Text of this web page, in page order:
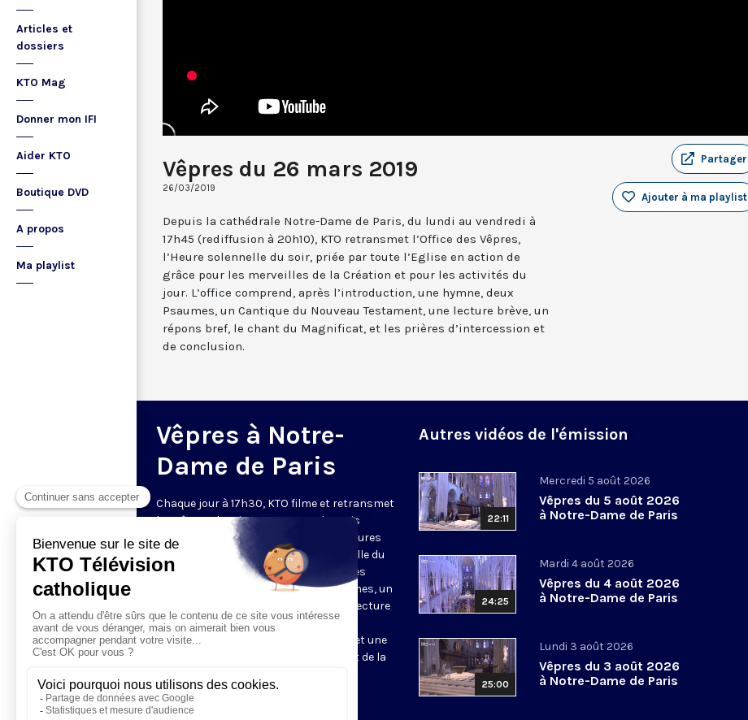
Articles et
dossiers
KTO Mag
Donner mon IFI
Aider KTO
Boutique DVD
A propos
Ma playlist
Vêpres du 26 mars 2019
26/03/2019
Partager
Ajouter à ma playlist
Depuis la cathédrale Notre-Dame de Paris, du lundi au vendredi à
17h45 (rediffusion à 20h10), KTO retransmet l’Office des Vêpres,
l’Heure solennelle du soir, priée par toute l’Eglise en action de
grâce pour les merveilles de la Création et pour les activités du
jour. L’office comprend, après l’introduction, une hymne, deux
Psaumes, un Cantique du Nouveau Testament, une lecture brève, un
répons bref, le chant du Magnificat, et les prières d’intercession et
de conclusion.
Vêpres à Notre-
Dame de Paris
Chaque jour à 17h30, KTO filme et retransmet
les Vêpres depuis Notre-Dame de Paris
rouverte. Les Vêpres font partie des Heures
de l’Office divin, c’est la prière solennelle du
soir. L’office de Vêpres comprend, après
l’introduction, une hymne, deux Psaumes, un
Cantique du Nouveau Testament, une lecture
brève, le chant d’actions de grâces du
Magnificat, les prières d’intercession et une
brève oraison. Les textes des Vêpres et de la
qu’indiquent le sitewww.aelf.org
Autres vidéos de l'émission
22:11
Mercredi 5 août 2026
Vêpres du 5 août 2026
à Notre-Dame de Paris
24:25
Mardi 4 août 2026
Vêpres du 4 août 2026
à Notre-Dame de Paris
25:00
Lundi 3 août 2026
Vêpres du 3 août 2026
à Notre-Dame de Paris